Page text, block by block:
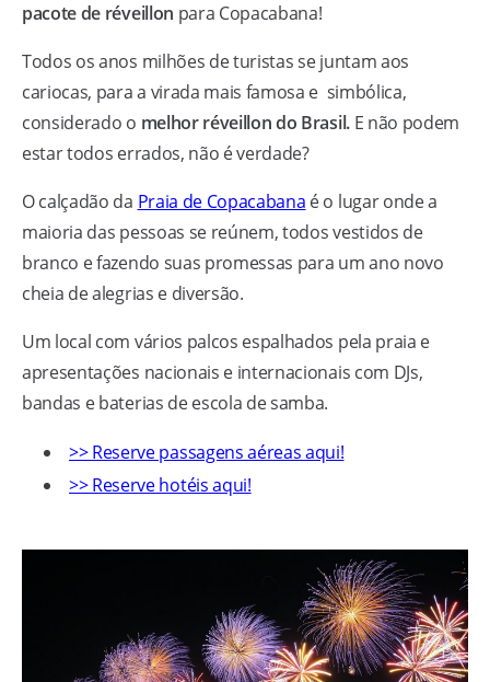
pacote de réveillon para Copacabana!
Todos os anos milhões de turistas se juntam aos
cariocas, para a virada mais famosa e simbólica,
considerado o melhor réveillon do Brasil. E não podem
estar todos errados, não é verdade?
O calçadão da Praia de Copacabana é o lugar onde a
maioria das pessoas se reúnem, todos vestidos de
branco e fazendo suas promessas para um ano novo
cheia de alegrias e diversão.
Um local com vários palcos espalhados pela praia e
apresentações nacionais e internacionais com DJs,
bandas e baterias de escola de samba.
>> Reserve passagens aéreas aqui!
>> Reserve hotéis aqui!